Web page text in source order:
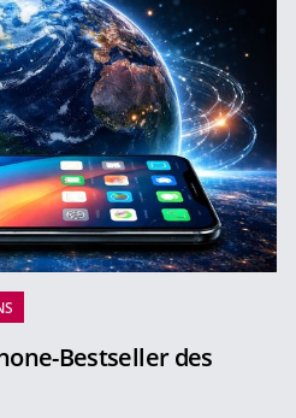
Bestseller des